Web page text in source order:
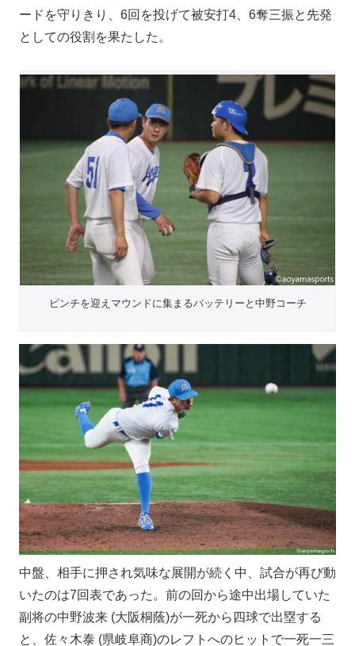
ードを守りきり、6回を投げて被安打4、6奪三振と先発
としての役割を果たした。
ピンチを迎えマウンドに集まるバッテリーと中野コーチ
中盤、相手に押され気味な展開が続く中、試合が再び動
いたのは7回表であった。前の回から途中出場していた
副将の中野波来 (大阪桐蔭)が一死から四球で出塁する
と、佐々木泰 (県岐阜商)のレフトへのヒットで一死一三